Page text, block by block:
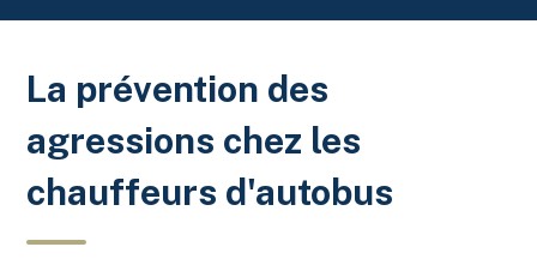
La prévention des
agressions chez les
chauffeurs d'autobus